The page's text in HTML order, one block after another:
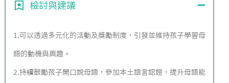
檢討與建議
1.可以透過多元化的活動及獎勵制度，引發並維持孩子學習母
語的動機與興趣。
2.持續鼓勵孩子開口說母語，參加本土語言認證，提升母語能